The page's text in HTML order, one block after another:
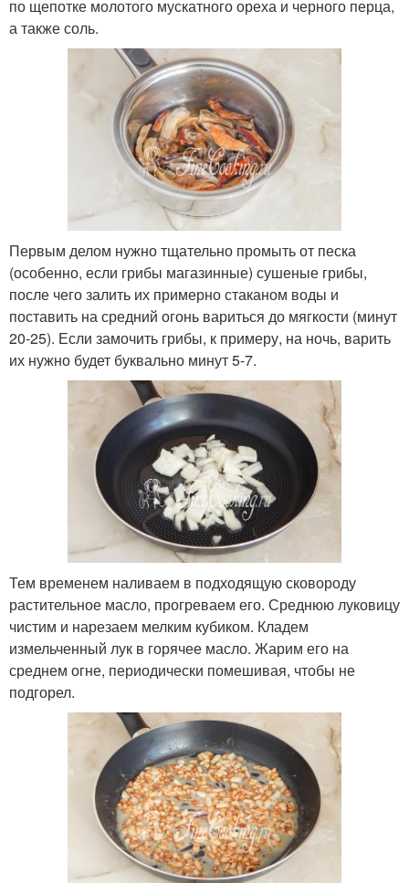
по щепотке молотого мускатного ореха и черного перца,
а также соль.
Первым делом нужно тщательно промыть от песка
(особенно, если грибы магазинные) сушеные грибы,
после чего залить их примерно стаканом воды и
поставить на средний огонь вариться до мягкости (минут
20-25). Если замочить грибы, к примеру, на ночь, варить
их нужно будет буквально минут 5-7.
Тем временем наливаем в подходящую сковороду
растительное масло, прогреваем его. Среднюю луковицу
чистим и нарезаем мелким кубиком. Кладем
измельченный лук в горячее масло. Жарим его на
среднем огне, периодически помешивая, чтобы не
подгорел.